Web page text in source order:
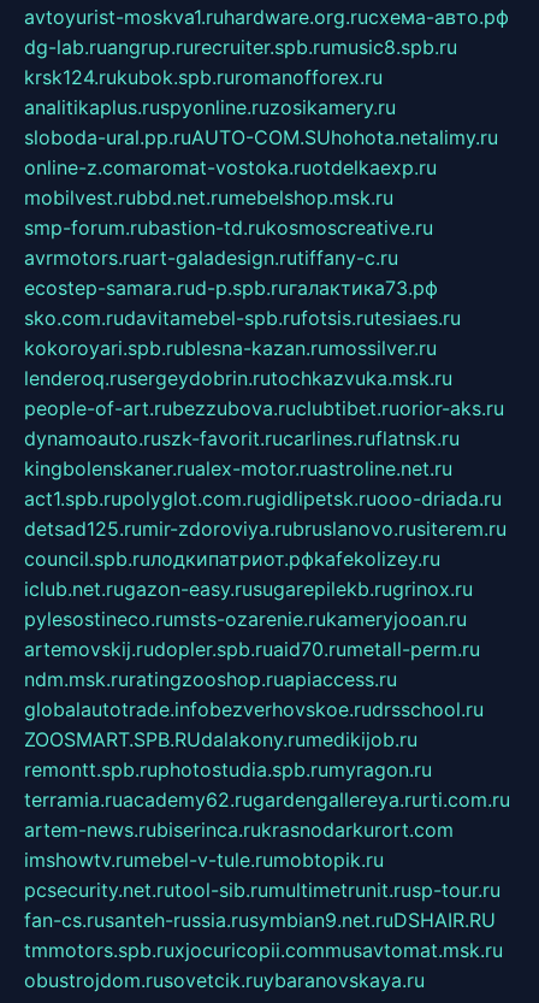
avtoyurist-moskva1.ruhardware.org.ruсхема-авто.рф
dg-lab.ruangrup.rurecruiter.spb.rumusic8.spb.ru
krsk124.rukubok.spb.ruromanofforex.ru
analitikaplus.ruspyonline.ruzosikamery.ru
sloboda-ural.pp.ruAUTO-COM.SUhohota.netalimy.ru
online-z.comaromat-vostoka.ruotdelkaexp.ru
mobilvest.rubbd.net.rumebelshop.msk.ru
smp-forum.rubastion-td.rukosmoscreative.ru
avrmotors.ruart-galadesign.rutiffany-c.ru
ecostep-samara.rud-p.spb.ruгалактика73.рф
sko.com.rudavitamebel-spb.rufotsis.rutesiaes.ru
kokoroyari.spb.rublesna-kazan.rumossilver.ru
lenderoq.rusergeydobrin.rutochkazvuka.msk.ru
people-of-art.rubezzubova.ruclubtibet.ruorior-aks.ru
dynamoauto.ruszk-favorit.rucarlines.ruflatnsk.ru
kingbolenskaner.rualex-motor.ruastroline.net.ru
act1.spb.rupolyglot.com.rugidlipetsk.ruooo-driada.ru
detsad125.rumir-zdoroviya.rubruslanovo.rusiterem.ru
council.spb.ruлодкипатриот.рфkafekolizey.ru
iclub.net.rugazon-easy.rusugarepilekb.rugrinox.ru
pylesostineco.rumsts-ozarenie.rukameryjooan.ru
artemovskij.rudopler.spb.ruaid70.rumetall-perm.ru
ndm.msk.ruratingzooshop.ruapiaccess.ru
globalautotrade.infobezverhovskoe.rudrsschool.ru
ZOOSMART.SPB.RUdalakony.rumedikijob.ru
remontt.spb.ruphotostudia.spb.rumyragon.ru
terramia.ruacademy62.rugardengallereya.rurti.com.ru
artem-news.rubiserinca.rukrasnodarkurort.com
imshowtv.rumebel-v-tule.rumobtopik.ru
pcsecurity.net.rutool-sib.rumultimetrunit.rusp-tour.ru
fan-cs.rusanteh-russia.rusymbian9.net.ruDSHAIR.RU
tmmotors.spb.ruxjocuricopii.commusavtomat.msk.ru
obustrojdom.rusovetcik.ruybaranovskaya.ru